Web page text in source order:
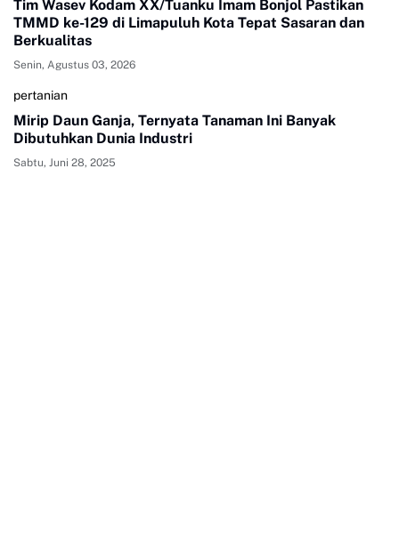
Tim Wasev Kodam XX/Tuanku Imam Bonjol Pastikan
TMMD ke-129 di Limapuluh Kota Tepat Sasaran dan
Berkualitas
Senin, Agustus 03, 2026
pertanian
Mirip Daun Ganja, Ternyata Tanaman Ini Banyak
Dibutuhkan Dunia Industri
Sabtu, Juni 28, 2025